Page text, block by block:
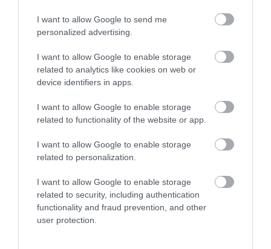
I want to allow Google to send me
personalized advertising.
I want to allow Google to enable storage
related to analytics like cookies on web or
device identifiers in apps.
I want to allow Google to enable storage
related to functionality of the website or app.
I want to allow Google to enable storage
related to personalization.
I want to allow Google to enable storage
related to security, including authentication
functionality and fraud prevention, and other
user protection.
HÍREK A GARÁZSBÓL: CHERY TIGGO 9
PHEV LUXURY – A KÍNAI PR...
2026. augusztus 06|Barta Autó
LAKÓÉPÜLETEK LÁNGOLTAK SZERDÁN
2026. augusztus 06